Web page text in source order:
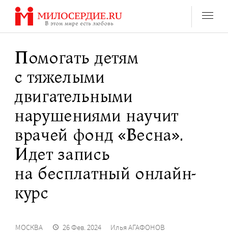
Перейти
содержанию
Помогать детям
с тяжелыми
двигательными
нарушениями научит
врачей фонд «Весна».
Идет запись
на бесплатный онлайн-
курс
МОСКВА 26 Фев. 2024 Илья АГАФОНОВ